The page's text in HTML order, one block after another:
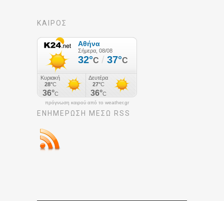
ΚΑΙΡΟΣ
πρόγνωση καιρού από το weather.gr
ΕΝΗΜΈΡΩΣΉ ΜΕΣΩ RSS